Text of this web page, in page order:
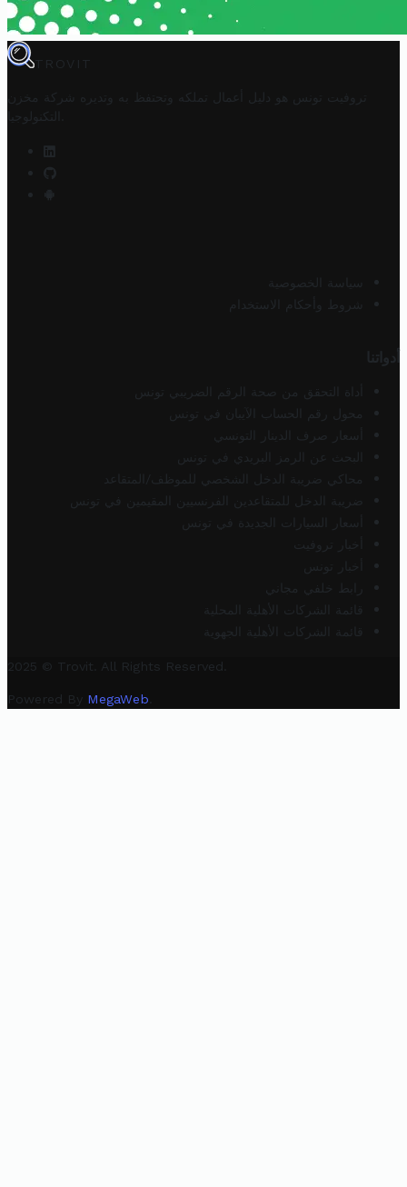
TROVIT
تروفيت تونس هو دليل أعمال تملكه وتحتفظ به وتديره
شركة مخزن
التكنولوجيا
سياسة الخصوصية
شروط وأحكام الاستخدام
أدواتنا
أداة التحقق من صحة الرقم الضريبي تونس
محول رقم الحساب الآيبان في تونس
أسعار صرف الدينار التونسي
البحث عن الرمز البريدي في تونس
محاكي ضريبة الدخل الشخصي للموظف/المتقاعد
ضريبة الدخل للمتقاعدين الفرنسيين المقيمين في تونس
أسعار السيارات الجديدة في تونس
أخبار تروفيت
أخبار تونس
رابط خلفي مجاني
قائمة الشركات الأهلية المحلية
قائمة الشركات الأهلية الجهوية
2025 © Trovit. All Rights Reserved.
Powered By MegaWeb